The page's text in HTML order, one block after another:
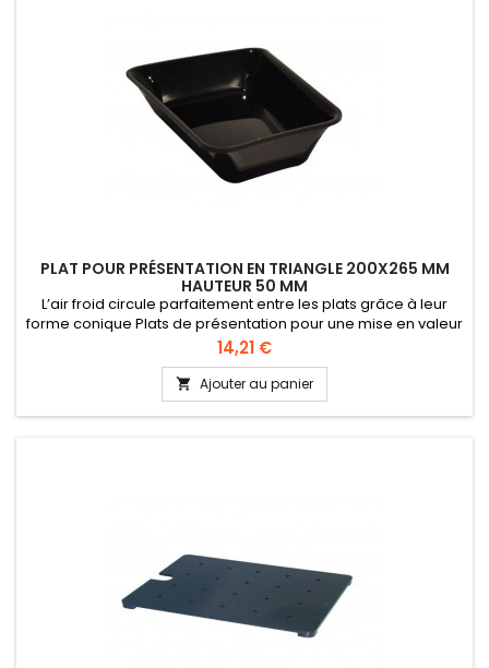
PLAT POUR PRÉSENTATION EN TRIANGLE 200X265 MM
HAUTEUR 50 MM
L’air froid circule parfaitement entre les plats grâce à leur
forme conique Plats de présentation pour une mise en valeur
des préparations en vitrine, comptoir ou buffet Plats
fabriqués en plexi (PMMA) durable - Sans Bisphénol A (BPA
free) - Qualité alimentaire
Prix
14,21 €
 Ajouter au panier